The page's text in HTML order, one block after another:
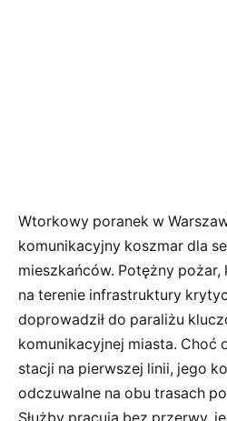
Wtorkowy poranek w
komunikacyjny koszmar dla
mieszkańców. Potężny
na terenie infrastruktury
doprowadził do paraliżu
komunikacyjnej miasta. Choć
stacji na pierwszej linii, jego
odczuwalne na obu trasach